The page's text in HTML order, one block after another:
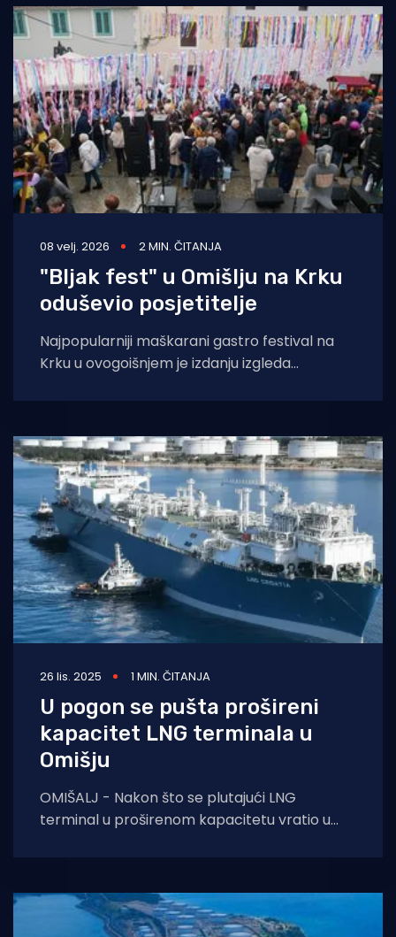
08 velj. 2026 2 MIN. ČITANJA
"Bljak fest" u Omišlju na Krku
oduševio posjetitelje
Najpopularniji maškarani gastro festival na
Krku u ovogoišnjem je izdanju izgleda
najneobičnijih i najprepoznatljivijih
26 lis. 2025 1 MIN. ČITANJA
U pogon se pušta prošireni
kapacitet LNG terminala u
Omišju
OMIŠALJ - Nakon što se plutajući LNG
terminal u proširenom kapacitetu vratio u
puštanje u